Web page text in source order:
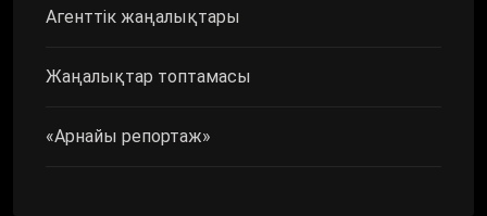
Агенттік жаңалықтары
Жаңалықтар топтамасы
«Арнайы репортаж»